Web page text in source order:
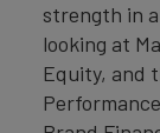
strength in
looking at
Equity, and